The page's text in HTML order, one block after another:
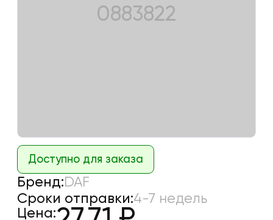
0883822
Доступно для заказа
Бренд:DAF
Сроки отправки:4-7 недель
Цена: